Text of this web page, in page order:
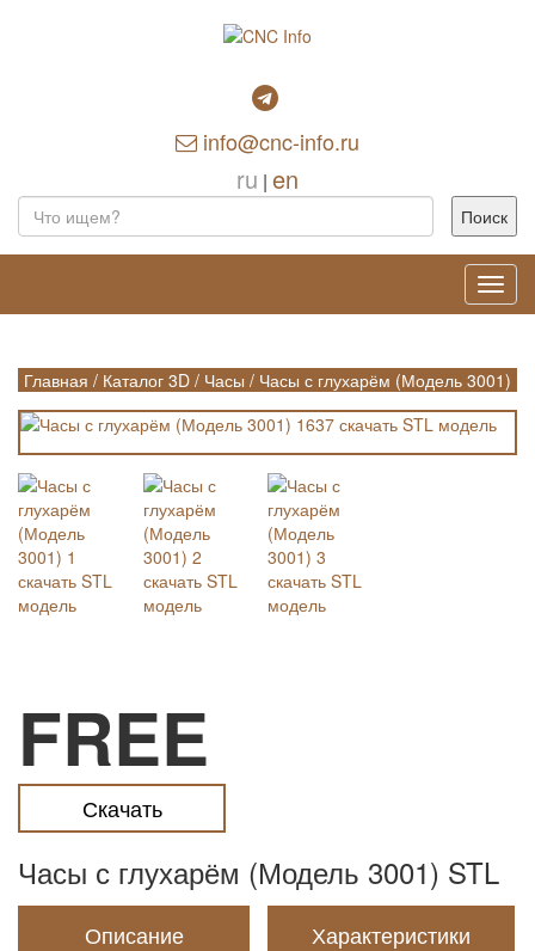
info@cnc-info.ru
ru | en
Главная / Каталог 3D / Часы / Часы с глухарём (Модель 3001)
FREE
Скачать
Часы с глухарём (Модель 3001) STL
Описание Характеристики